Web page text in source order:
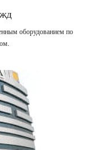
оборудованием по